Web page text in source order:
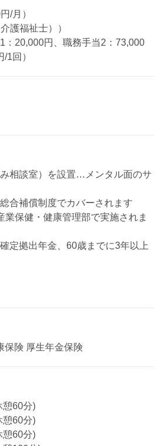
/月）
護福祉士））
：20,000円、職務手当2：73,000
1回）
み相談室）を設置…メンタル面のサ
合補償制度でカバーされます
業保健・健康管理部で実施されま
定拠出年金、60歳までに3年以上
保険 厚生年金保険
憩60分)
憩60分)
憩60分)